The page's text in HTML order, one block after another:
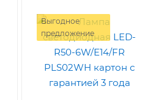
Выгодное
предложение